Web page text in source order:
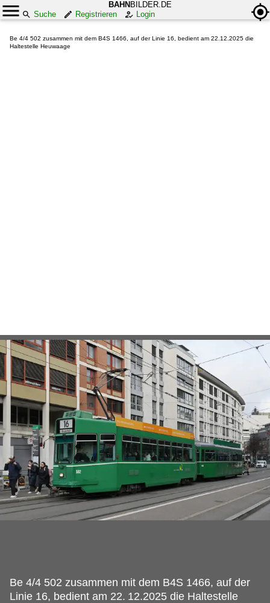
BAHN BILDER.DE
Suche
Registrieren Login
Be 4/4 502 zusammen mit dem B4S 1466, auf der Linie 16, bedient am 22.12.2025 die
Haltestelle Heuwaage
Be 4/4 502 zusammen mit dem B4S 1466, auf der
Linie 16, bedient am 22. 12.2025 die Haltestelle